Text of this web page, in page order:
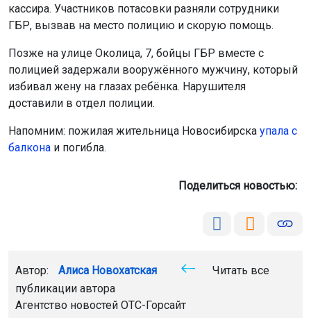
кассира. Участников потасовки разняли сотрудники
ГБР, вызвав на место полицию и скорую помощь.
Позже на улице Околица, 7, бойцы ГБР вместе с
полицией задержали вооружённого мужчину, который
избивал жену на глазах ребёнка. Нарушителя
доставили в отдел полиции.
Напомним: пожилая жительница Новосибирска упала с
балкона и погибла.
Поделиться новостью:
Автор: Алиса Новохатская
Читать все
публикации автора
Агентство новостей ОТС-Горсайт